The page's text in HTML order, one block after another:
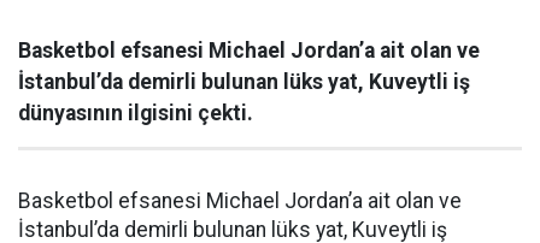
Basketbol efsanesi Michael Jordan’a ait olan ve
İstanbul’da demirli bulunan lüks yat, Kuveytli iş
dünyasının ilgisini çekti.
Basketbol efsanesi Michael Jordan’a ait olan ve
İstanbul’da demirli bulunan lüks yat, Kuveytli iş